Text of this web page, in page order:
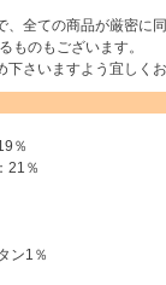
、全ての商品が厳密に
ものもございます。
さいますよう宜しくお
％
21％
ン1％